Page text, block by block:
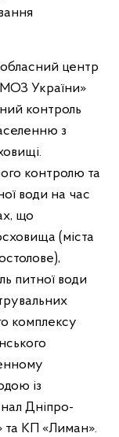
центр
України»
контроль
з
контролю та
води на час
що
(міста
питної води
комплексу
із
Дніпро-
та КП «Лиман».